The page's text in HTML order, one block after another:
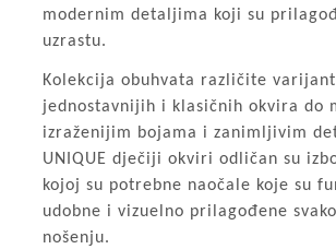
modernim detaljima koji su
uzrastu.
Kolekcija obuhvata različite
jednostavnijih i klasičnih okvira do
izraženijim bojama i zanimljivim
UNIQUE dječiji okviri odličan su
kojoj su potrebne naočale koje su
udobne i vizuelno prilagođene
nošenju.